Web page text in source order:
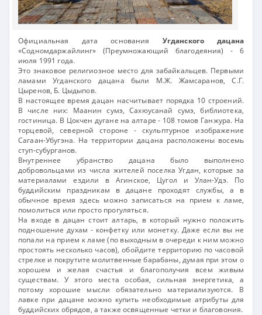
Официальная дата основания Угданского дацана
«Содномдаржайлинг» (Преумножающий благодеяния) - 6
июля 1991 года.
Это знаковое религиозное место для забайкальцев. Первыми
ламами Угданского дацана были М.Ж. Жамсаранов, С.Г.
Цыренов, Б. Цыдыпов.
В настоящее время дацан насчитывает порядка 10 строений.
В числе них: Маанин сумэ, Сахюусанай сумэ, библиотека,
гостиница. В Цокчен дугане на алтаре - 108 томов Ганжура. На
торцевой, северной стороне - скульптурное изображение
Сагаан-Убугэна. На территории дацана расположены восемь
ступ-субурганов.
Внутреннее убранство дацана было выполнено
добровольцами из числа жителей поселка Угдан, которые за
материалами ездили в Агинское, Цугол и Улан-Удэ. По
буддийским праздникам в дацане проходят службы, а в
обычное время здесь можно записаться на прием к ламе,
помолиться или просто прогуляться.
На входе в дацан стоит алтарь, в который нужно положить
подношение духам - конфетку или монетку. Даже если вы не
попали на прием к ламе (по выходным в очереди к ним можно
простоять несколько часов), обойдите территорию по часовой
стрелке и покрутите молитвенные барабаны, думая при этом о
хорошем и желая счастья и благополучия всем живым
существам. У этого места особая, сильная энергетика, а
потому хорошие мысли обязательно материализуются. В
лавке при дацане можно купить необходимые атрибуты для
буддийских обрядов, а также освященные четки и благовония.